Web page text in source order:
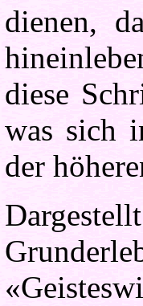
dienen,
diese
was sich
der